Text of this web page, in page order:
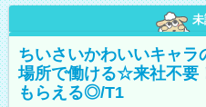
ちいさいかわいいキャラ
場所で働ける☆来社不要
もらえる◎/T1